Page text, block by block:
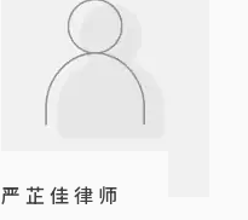
严芷佳律师